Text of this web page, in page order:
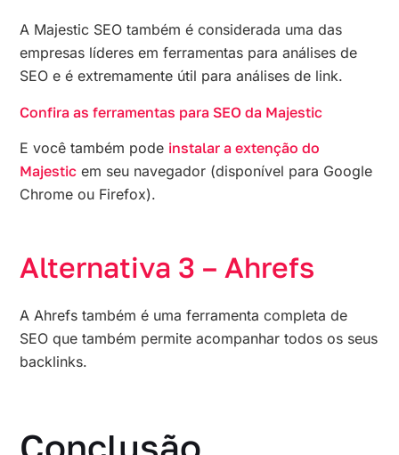
A Majestic SEO também é considerada uma das
empresas líderes em ferramentas para análises de
SEO e é extremamente útil para análises de link.
Confira as ferramentas para SEO da Majestic
E você também pode instalar a extenção do
Majestic em seu navegador (disponível para Google
Chrome ou Firefox).
Alternativa 3 – Ahrefs
A Ahrefs também é uma ferramenta completa de
SEO que também permite acompanhar todos os seus
backlinks.